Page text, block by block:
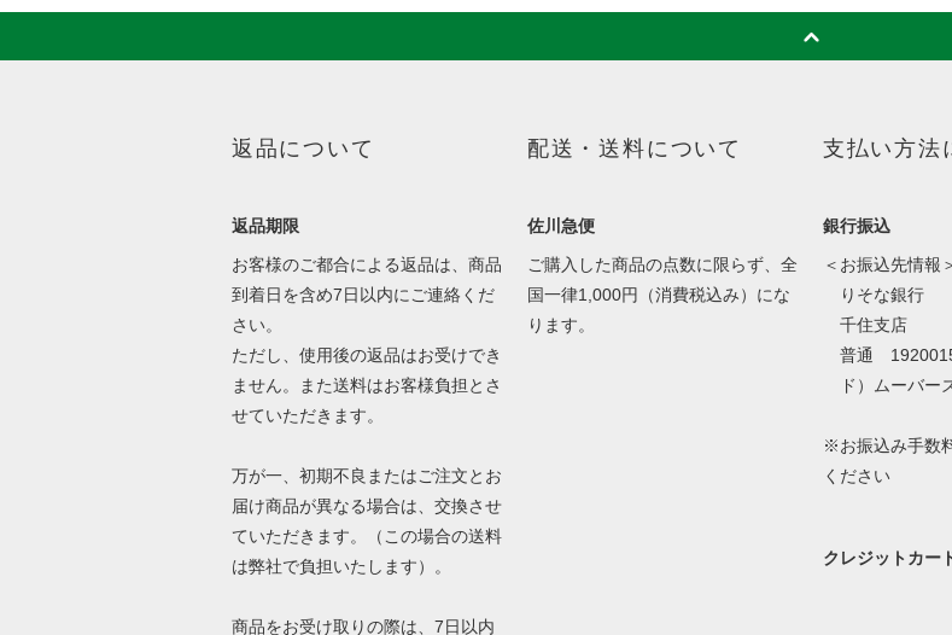
返品について
返品期限
お客様のご都合による返品は、商品
到着日を含め7日以内にご連絡くだ
さい。
ただし、使用後の返品はお受けでき
ません。また送料はお客様負担とさ
せていただきます。
万が一、初期不良またはご注文とお
届け商品が異なる場合は、交換させ
ていただきます。（この場合の送料
は弊社で負担いたします）。
商品をお受け取りの際は、7日以内
配送・送料について
佐川急便
ご購入した商品の点数に限らず、全
国一律1,000円（消費税込み）にな
ります。
支払い方法
銀行振込
＜お振込先情報
りそな銀行
千住支店
普通
ド）ムーバー
※お振込み手数
ください
クレジットカー